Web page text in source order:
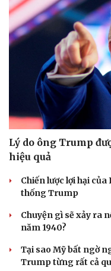
Lý do ông Trump
hiệu quả
Chiến lược lợi hại
thống Trump
Chuyện gì sẽ xảy ra
năm 1940?
Tại sao Mỹ bất ngờ
Trump từng rất cả